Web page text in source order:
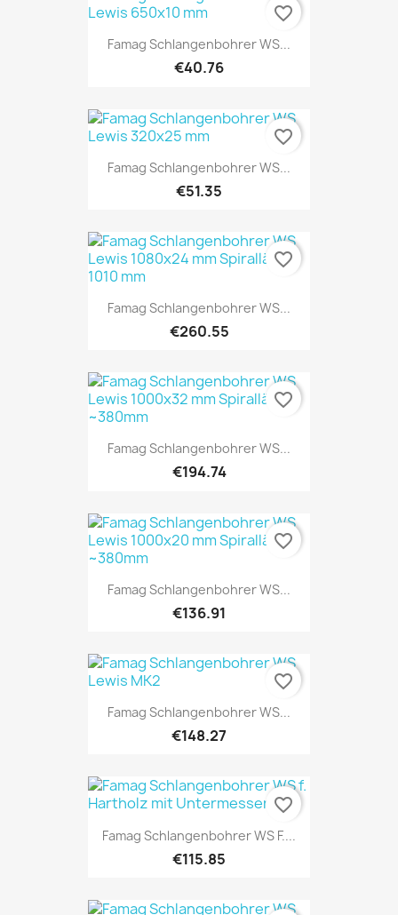
Famag Schlangenbohrer WS...
€40.76
favorite_border
Famag Schlangenbohrer WS...
€51.35
favorite_border
Famag Schlangenbohrer WS...
€260.55
favorite_border
Famag Schlangenbohrer WS...
€194.74
favorite_border
Famag Schlangenbohrer WS...
€136.91
favorite_border
Famag Schlangenbohrer WS...
€148.27
favorite_border
Famag Schlangenbohrer WS F....
€115.85
favorite_border